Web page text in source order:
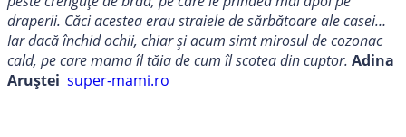
draperii. Căci acestea erau straiele de sărbătoare ale casei…
Iar dacă închid ochii, chiar şi acum simt mirosul de cozonac
cald, pe care mama îl tăia de cum îl scotea din cuptor. Adina
Aruștei super-mami.ro